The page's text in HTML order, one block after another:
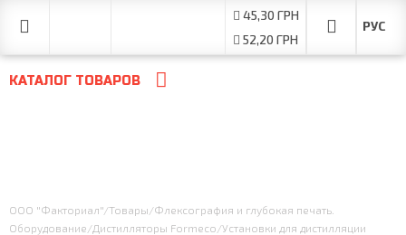
45,30 ГРН
52,20 ГРН
КАТАЛОГ ТОВАРОВ
ООО "Факториал"/Товары /Флексография и глубокая печать.
Оборудование /Дистилляторы Formeco /Установки для дистилляции